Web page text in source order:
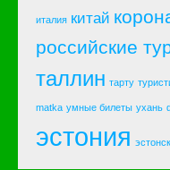
италия китай
российские
таллин тарту
matka умные билеты ухань
эстония